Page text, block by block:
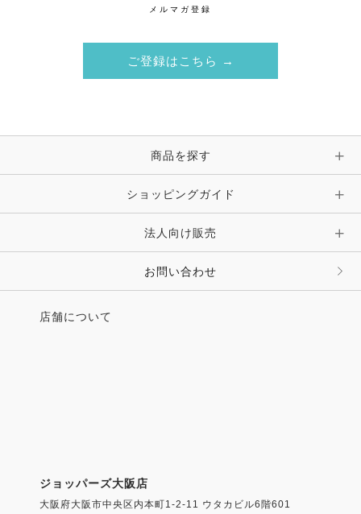
メルマガ登録
ご登録はこちら →
商品を探す
ショッピングガイド
法人向け販売
お問い合わせ
店舗について
ジョッパーズ大阪店
大阪府大阪市中央区内本町1-2-11 ウタカビル6階601